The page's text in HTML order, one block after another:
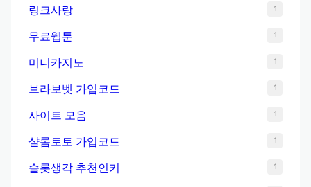
링크사랑 1
무료웹툰 1
미니카지노 1
브라보벳 가입코드 1
사이트 모음 1
샬롬토토 가입코드 1
슬롯생각 추천인키 1